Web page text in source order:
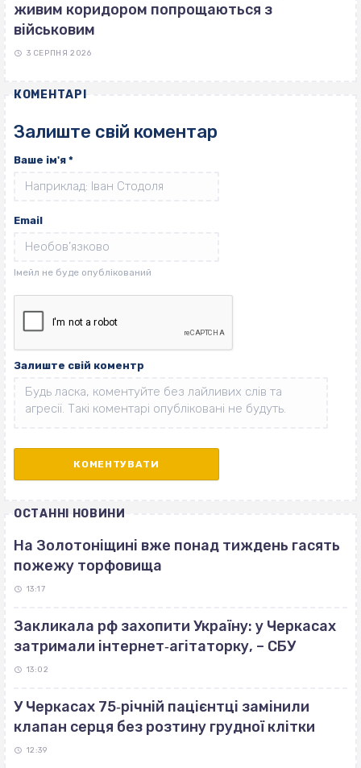
живим коридором попрощаються з
військовим
3 СЕРПНЯ 2026
КОМЕНТАРІ
Залиште свій коментар
Ваше ім'я *
Email
Залиште свій коментр
ОСТАННІ НОВИНИ
На Золотоніщині вже понад тиждень гасять
пожежу торфовища
13:17
Закликала рф захопити Україну: у Черкасах
затримали інтернет‐агітаторку, – СБУ
13:02
У Черкасах 75‐річній пацієнтці замінили
клапан серця без розтину грудної клітки
12:39